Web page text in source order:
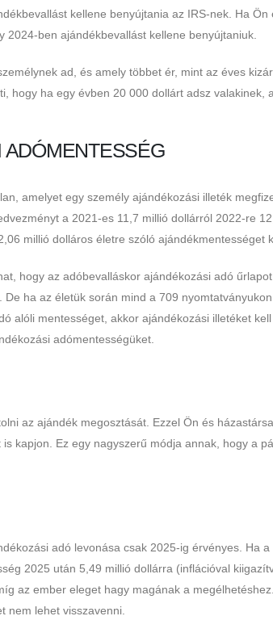
kellene benyújtania az IRS-nek. Ha Ön
ben ajándékbevallást kellene benyújtaniuk.
ad, és amely többet ér, mint az éves
hogy ha egy évben 20 000 dollárt adsz valakinek,
ADÓMENTESSÉG
amelyet egy személy ajándékozási illeték
a 2021-es 11,7 millió dollárról 2022-re
millió dolláros életre szóló ajándékmentességet
hogy az adóbevalláskor ajándékozási adó
ha az életük során mind a 709 nyomtatványukon
alóli mentességet, akkor ajándékozási illetéket kell
adómentességüket.
az ajándék megosztását. Ezzel Ön és házastársa
kapjon. Ez egy nagyszerű módja annak, hogy a
adó levonása csak 2025-ig érvényes. Ha a
2025 után 5,49 millió dollárra (inflációval
az ember eleget hagy magának a megélhetéshez.
nem lehet visszavenni.